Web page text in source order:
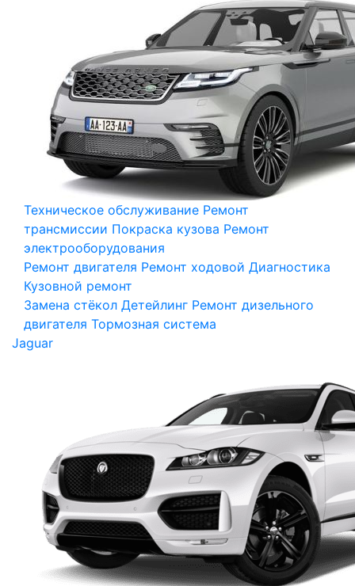
Техническое обслуживание Ремонт
трансмиссии Покраска кузова Ремонт
электрооборудования
Ремонт двигателя Ремонт ходовой Диагностика
Кузовной ремонт
Замена стёкол Детейлинг Ремонт дизельного
двигателя Тормозная система
Jaguar